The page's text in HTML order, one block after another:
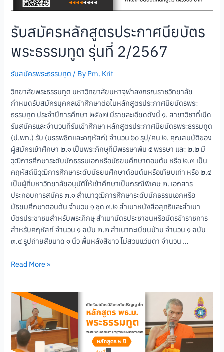
รับสมัครหลักสูตรประกาศนียบัตร
พระธรรมทูต รุ่นที่ 2/2567
รับสมัครพระธรรมทูต / By Pm. Krit
วิทยาลัยพระธรรมทูต มหาวิทยาลัยมหาจุฬาลงกรณราชวิทยาลัย
กำหนดรับสมัครบุคคลเข้าศึกษาต่อในหลักสูตรประกาศนียบัตรพระ
ธรรมทูต ประจำปีการศึกษา ๒๕๖๗ มีรายละเอียดดังนี้ ๑. สาขาวิชาที่เปิด
รับสมัครและจำนวนที่รับเข้าศึกษา หลักสูตรประกาศนียบัตรพระธรรมทูต
(ป.พท.) รับ (บรรพชิตและคฤหัสถ์) จำนวน ๖๐ รูป/คน ๒. คุณสมบัติของ
ผู้สมัครเข้าศึกษา ๒.๑ เป็นพระภิกษุที่มีพรรษาพ้น ๕ พรรษา และ ๒.๒ มี
วุฒิการศึกษาระดับนักธรรมเอกหรือมัธยมศึกษาตอนต้น หรือ ๒.๓ เป็น
คฤหัสถ์มีวุฒิการศึกษาระดับมัธยมศึกษาต้อนต้นหรือเทียบเท่า หรือ ๒.๔
เป็นผู้ที่มหาวิทยาลัยอนุมัติให้เข้าศึกษาเป็นกรณีพิเศษ ๓. เอกสาร
ประกอบการสมัคร ๓.๑ สำเนาวุฒิการศึกษาระดับนักธรรมเอกหรือ
มัธยมศึกษาตอนต้น จำนวน ๑ ชุด ๓.๒ สำเนาหนังสือสุทธิและสำเนา
บัตรประชาชนสำหรับพระภิกษุ สำเนาบัตรประชาชนหรือบัตรข้าราชการ
สำหรับคฤหัสถ์ จำนวน ๑ ฉบับ ๓.๓ สำเนาทะเบียนบ้าน จำนวน ๑ ฉบับ
๓.๔ รูปถ่ายสีขนาด ๑ นิ้ว พื้นหลังสีขาว ไม่สวมแว่นตา จำนวน …
Read More »